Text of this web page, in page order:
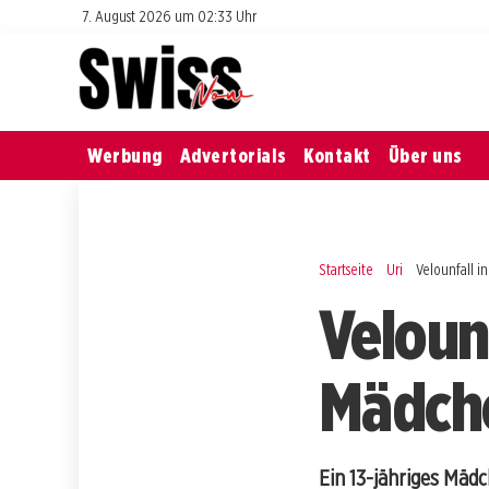
7. August 2026 um 02:33 Uhr
Werbung Advertorials Kontakt Über uns
Startseite Uri Velounfall
Ein 13-jähriges